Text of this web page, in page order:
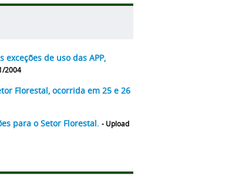
de uso das APP,
2004
Florestal, ocorrida em 25 e 26
para o Setor Florestal. - Upload